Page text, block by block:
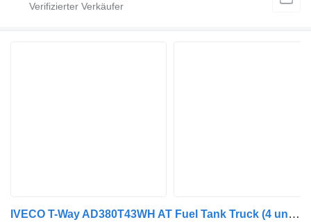
IVECO T-Way AD380T43WH AT Fuel Tank Truck (4 units)